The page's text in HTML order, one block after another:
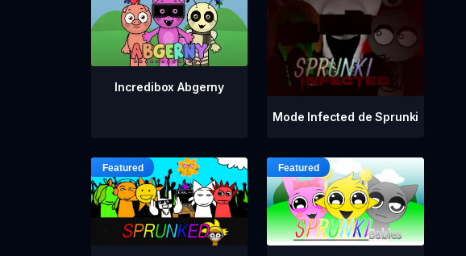
Incredibox Abgerny
Mode Infected de Sprunki